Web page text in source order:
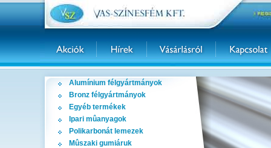
Alumínium félgyártmányok
Bronz félgyártmányok
Egyéb termékek
Ipari mûanyagok
Polikarbonát lemezek
Mûszaki gumiáruk